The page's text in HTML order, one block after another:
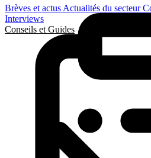
Brèves et actus Actualités du secteur
Interviews
Conseils et Guides